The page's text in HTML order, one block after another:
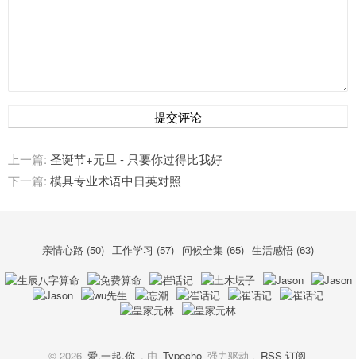
提交评论
上一篇: 圣诞节+元旦 - 只要你过得比我好
下一篇: 模具专业术语中日英对照
亲情心路 (50) 工作学习 (57) 问候全集 (65) 生活感悟 (63)
© 2026 爱.一起.你 . 由 Typecho 强力驱动 . RSS 订阅